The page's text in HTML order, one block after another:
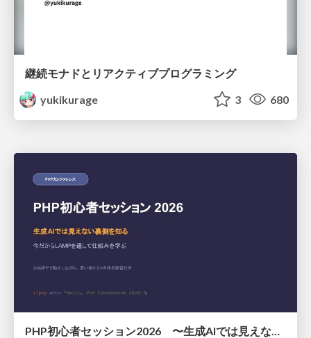
継続モナドとリアクティブプログラミング
yukikurage
3 680
PHP初心者セッション2026 〜生成AIでは見えない裏側を知る：今だからLAMPを通して仕組みを学ぶ〜